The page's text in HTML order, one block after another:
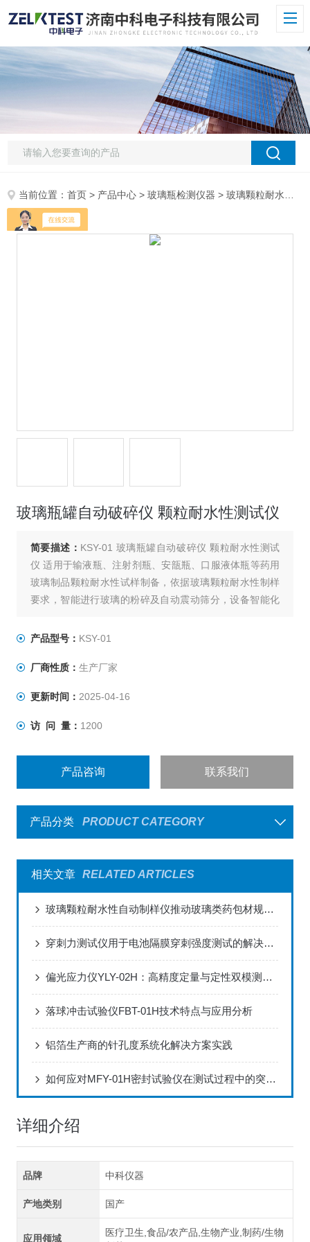
当前位置：首页 > 产品中心 >玻璃瓶检测仪器 >玻璃颗粒耐水性自动制样仪
玻璃瓶罐自动破碎仪 颗粒耐水性测试仪
简要描述： KSY-01 玻璃瓶罐自动破碎仪 颗粒耐水性测试
仪 适用于输液瓶、注射剂瓶、安瓿瓶、口服液体瓶等药用
玻璃制品颗粒耐水性试样制备，依据玻璃颗粒耐水性制样
要求，智能进行玻璃的粉碎及自动震动筛分，设备智能化
产品型号： KSY-01
厂商性质： 生产厂家
更新时间： 2025-04-16
访 问 量： 1200
产品咨询 联系我们
产品分类 PRODUCT CATEGORY
相关文章 RELATED ARTICLES
玻璃颗粒耐水性自动制样仪推动玻璃类药包材规范化和标准化发展
穿刺力测试仪用于电池隔膜穿刺强度测试的解决方案
偏光应力仪YLY-02H：高精度定量与定性双模测量技术解析
落球冲击试验仪FBT-01H技术特点与应用分析
铝箔生产商的针孔度系统化解决方案实践
如何应对MFY-01H密封试验仪在测试过程中的突发情况？
详细介绍
品牌 中科仪器
产地类别 国产
应用领域
医疗卫生,食品/农产品,生物产业,制药/生物